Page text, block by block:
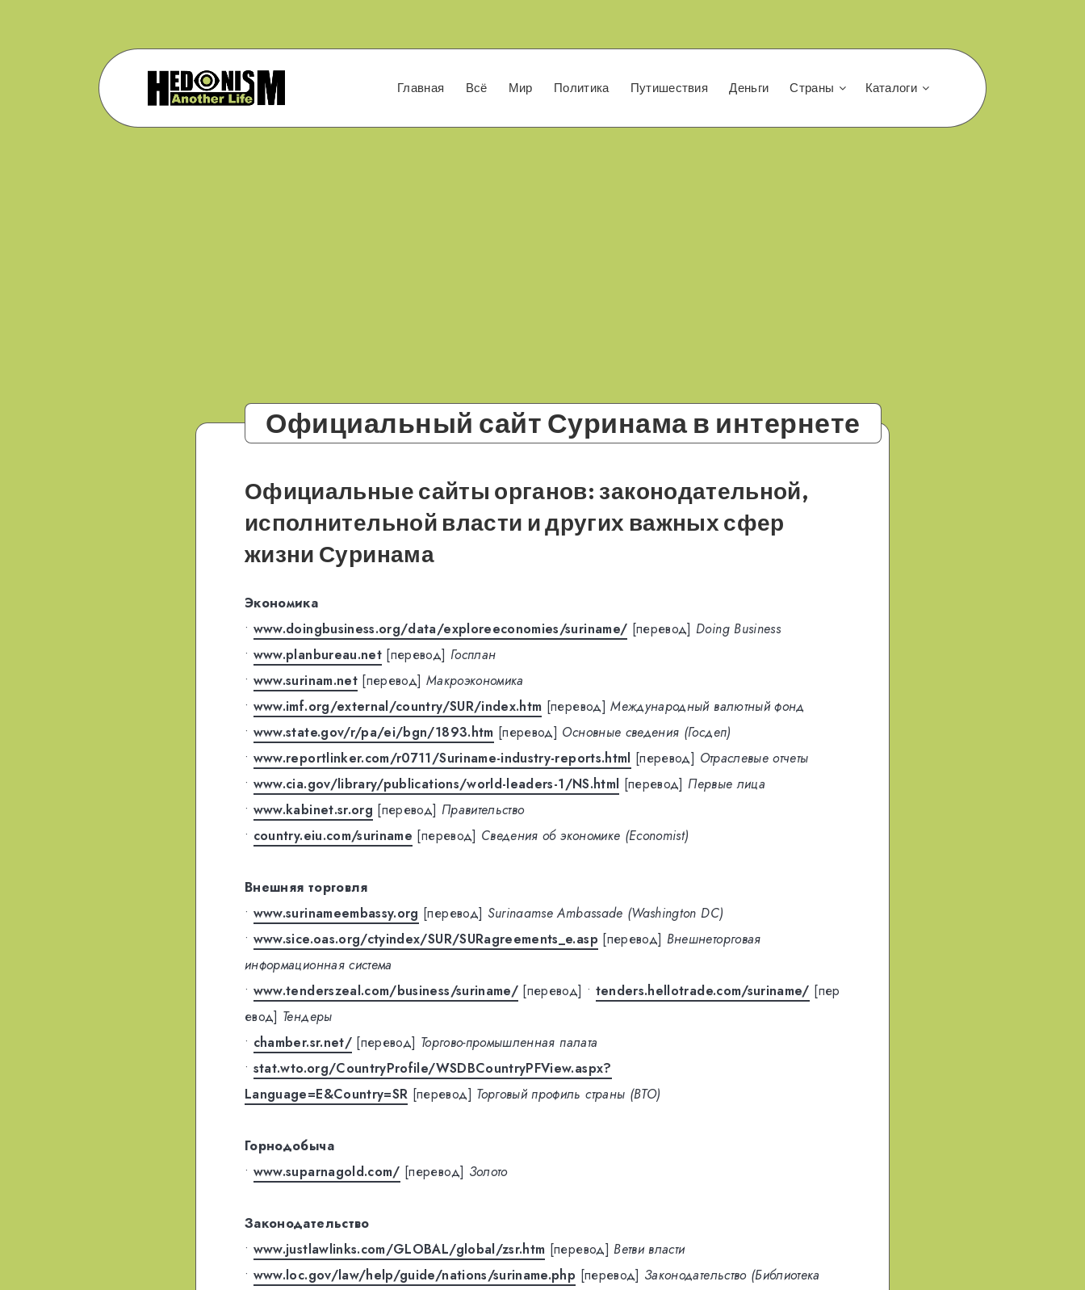
Главная Всё Мир Политика Путишествия Деньги Страны Каталоги
Официальный сайт Суринама в интернете
Официальные сайты органов: законодательной,
исполнительной власти и других важных сфер
жизни Суринама
Экономика
• www.doingbusiness.org/data/exploreeconomies/suriname/ [перевод] Doing Business
• www.planbureau.net [перевод] Госплан
• www.surinam.net [перевод] Макроэкономика
• www.imf.org/external/country/SUR/index.htm [перевод] Международный валютный фонд
• www.state.gov/r/pa/ei/bgn/1893.htm [перевод] Основные сведения (Госдеп)
• www.reportlinker.com/r0711/Suriname-industry-reports.html [перевод] Отраслевые отчеты
• www.cia.gov/library/publications/world-leaders-1/NS.html [перевод] Первые лица
• www.kabinet.sr.org [перевод] Правительство
• country.eiu.com/suriname [перевод] Сведения об экономике (Economist)
Внешняя торговля
• www.surinameembassy.org [перевод] Surinaamse Ambassade (Washington DC)
• www.sice.oas.org/ctyindex/SUR/SURagreements_e.asp [перевод] Внешнеторговая
информационная система
• www.tenderszeal.com/business/suriname/ [перевод] • tenders.hellotrade.com/suriname/ [пер
евод] Тендеры
• chamber.sr.net/ [перевод] Торгово-промышленная палата
• stat.wto.org/CountryProfile/WSDBCountryPFView.aspx?
Language=E&Country=SR [перевод] Торговый профиль страны (ВТО)
Горнодобыча
• www.suparnagold.com/ [перевод] Золото
Законодательство
• www.justlawlinks.com/GLOBAL/global/zsr.htm [перевод] Ветви власти
• www.loc.gov/law/help/guide/nations/suriname.php [перевод] Законодательство (Библиотека